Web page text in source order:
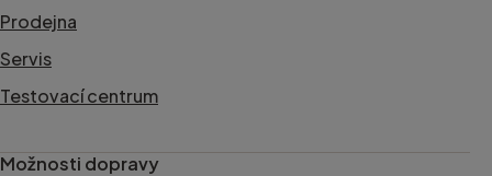
Prodejna
Servis
Testovací centrum
Možnosti dopravy